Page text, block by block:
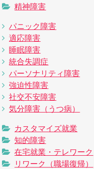
精神障害
パニック障害
適応障害
睡眠障害
統合失調症
パーソナリティ障害
強迫性障害
社交不安障害
気分障害（うつ病）
カスタマイズ就業
知的障害
在宅就業・テレワーク
リワーク（職場復帰）